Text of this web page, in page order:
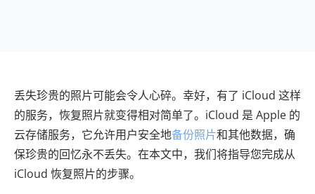
丢失珍贵的照片可能会令人心碎。幸好，有了 iCloud 这样
的服务，恢复照片就变得相对简单了。iCloud 是 Apple 的
云存储服务，它允许用户安全地备份照片和其他数据，确
保珍贵的回忆永不丢失。在本文中，我们将指导您完成从
iCloud 恢复照片的步骤。